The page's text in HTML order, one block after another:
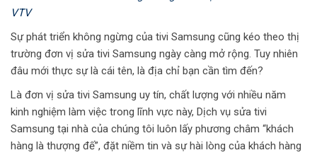
VTV
Sự phát triển không ngừng của tivi Samsung cũng kéo theo thị
trường đơn vị sửa tivi Samsung ngày càng mở rộng. Tuy nhiên
đâu mới thực sự là cái tên, là địa chỉ bạn cần tìm đến?
Là đơn vị sửa tivi Samsung uy tín, chất lượng với nhiều năm
kinh nghiệm làm việc trong lĩnh vực này, Dịch vụ sửa tivi
Samsung tại nhà của chúng tôi luôn lấy phương châm “khách
hàng là thượng đế”, đặt niềm tin và sự hài lòng của khách hàng